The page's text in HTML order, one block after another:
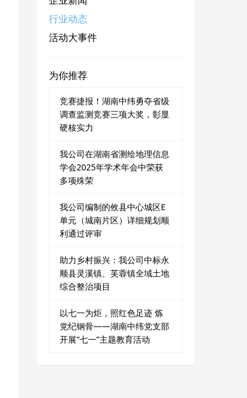
行业动态
活动大事件
为你推荐
竞赛捷报！湖南中纬勇夺省级
调查监测竞赛三项大奖，彰显
硬核实力
我公司在湖南省测绘地理信息
学会2025年学术年会中荣获
多项殊荣
我公司编制的攸县中心城区E
单元（城南片区）详细规划顺
利通过评审
助力乡村振兴：我公司中标永
顺县灵溪镇、芙蓉镇全域土地
综合整治项目
以七一为炬，照红色足迹 炼
党纪钢骨——湖南中纬党支部
开展“七一”主题教育活动